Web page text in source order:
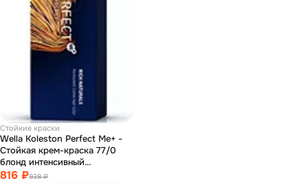
Стойкие краски
Wella Koleston Perfect Ме+ -
Стойкая крем-краска 77/0
блонд интенсивный
натуральный 60 мл
816 ₽938 ₽